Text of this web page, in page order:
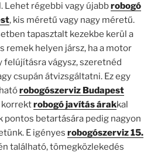
Lehet régebbi vagy újabbrobogó
, kis méretű vagy nagy méretű.
tapasztalt kezekbe kerül a
remek helyen jársz, ha a motor
felújításra vágysz, szeretnéd
csupán átvizsgáltatni. Ez egy
robogószerviz Budapest
korrektrobogó javítás árakkal
pontos betartására pedig nagyon
E igényes robogószerviz 15.
található, tömegközlekedés